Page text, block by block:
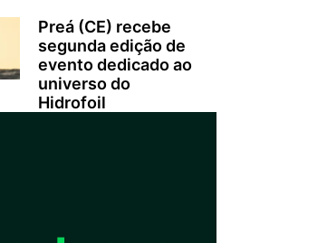
Preá (CE) recebe
segunda edição de
evento dedicado ao
universo do
Hidrofoil